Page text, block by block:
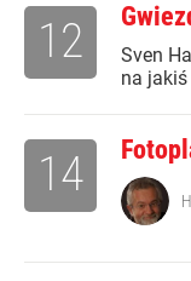
Sven
na
12
14